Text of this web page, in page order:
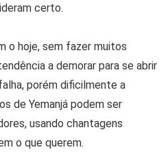
certo.
o hoje, sem fazer muitos
a demorar para se abrir
porém dificilmente a
de Yemanjá podem ser
usando chantagens
o que querem.